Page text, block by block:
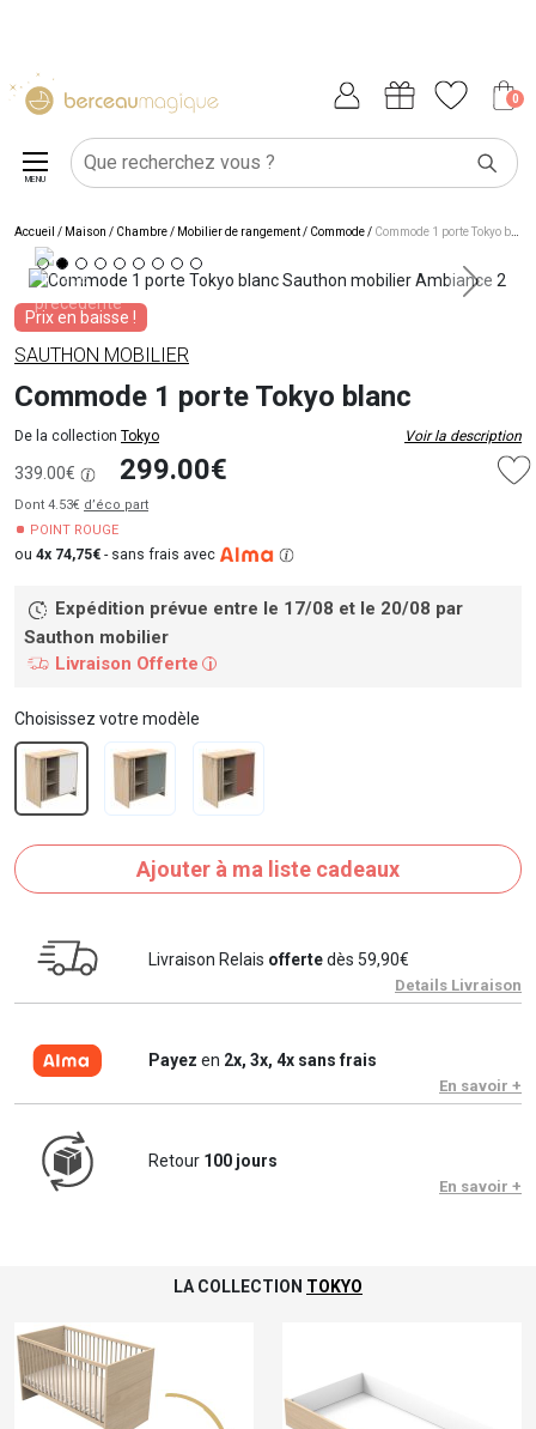
0
MENU
Accueil / Maison / Chambre/ Mobilier de rangement/ Commode/ Commode 1 porte Tokyo blanc
Prix en baisse !
SAUTHON MOBILIER
Commode 1 porte Tokyo blanc
De la collection Tokyo Voir la description
339.00€ 299.00€
Dont 4.53€ d’éco part
POINT ROUGE
ou 4x 74,75€ - sans frais avec
Expédition prévue entre le 17/08 et le 20/08 par
Sauthon mobilier
Livraison Offerte
i
Choisissez votre modèle
Ajouter à ma liste cadeaux
Livraison Relais offertedès 59,90€
Details Livraison
Payez en 2x, 3x, 4x sans frais
En savoir +
Retour 100 jours
En savoir +
LA COLLECTION TOKYO